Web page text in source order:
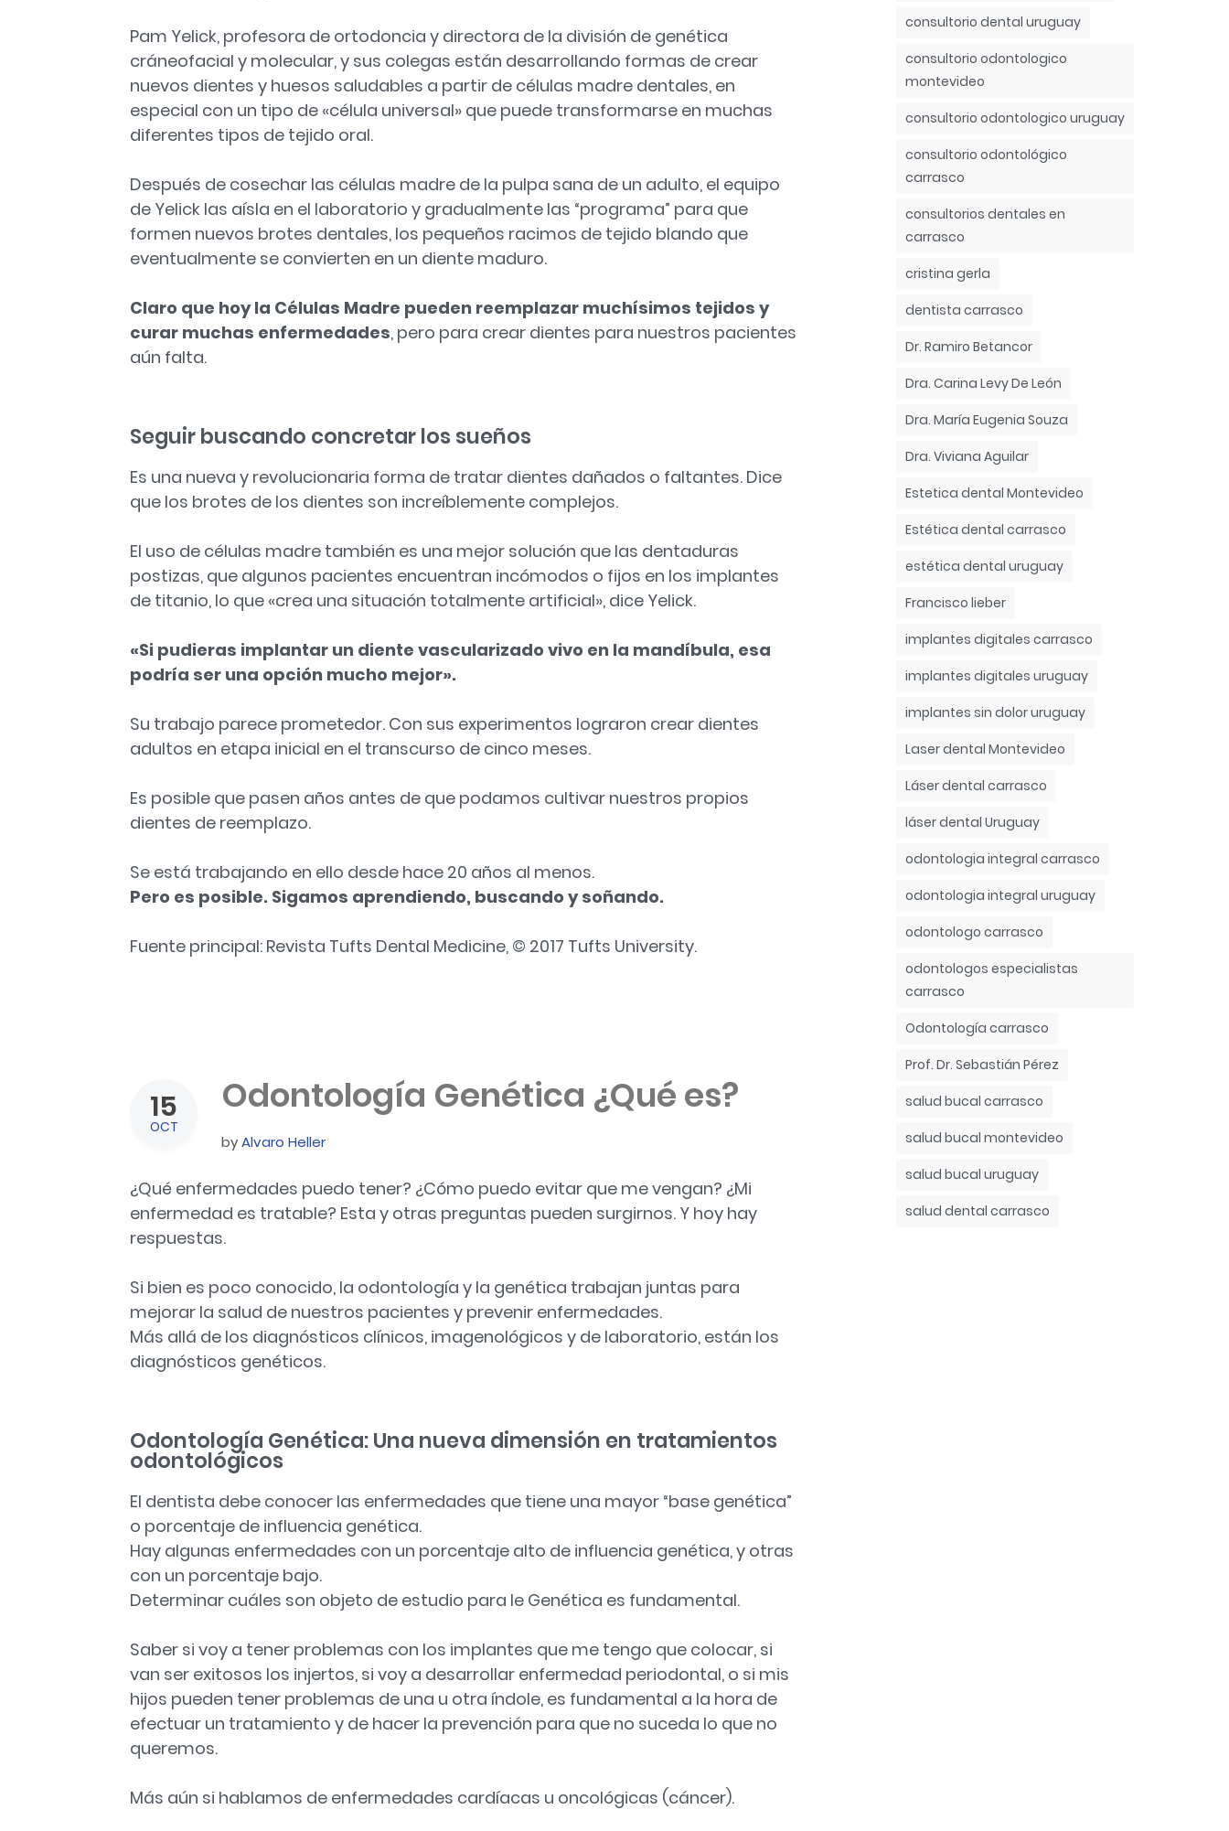
Pam Yelick, profesora de ortodoncia y directora de la división de genética
cráneofacial y molecular, y sus colegas están desarrollando formas de crear
nuevos dientes y huesos saludables a partir de células madre dentales, en
especial con un tipo de «célula universal» que puede transformarse en muchas
diferentes tipos de tejido oral.
Después de cosechar las células madre de la pulpa sana de un adulto, el equipo
de Yelick las aísla en el laboratorio y gradualmente las “programa” para que
formen nuevos brotes dentales, los pequeños racimos de tejido blando que
eventualmente se convierten en un diente maduro.
Claro que hoy la Células Madre pueden reemplazar muchísimos tejidos y
curar muchas enfermedades, pero para crear dientes para nuestros pacientes
aún falta.
Seguir buscando concretar los sueños
Es una nueva y revolucionaria forma de tratar dientes dañados o faltantes. Dice
que los brotes de los dientes son increíblemente complejos.
El uso de células madre también es una mejor solución que las dentaduras
postizas, que algunos pacientes encuentran incómodos o fijos en los implantes
de titanio, lo que «crea una situación totalmente artificial», dice Yelick.
«Si pudieras implantar un diente vascularizado vivo en la mandíbula, esa
podría ser una opción mucho mejor».
Su trabajo parece prometedor. Con sus experimentos lograron crear dientes
adultos en etapa inicial en el transcurso de cinco meses.
Es posible que pasen años antes de que podamos cultivar nuestros propios
dientes de reemplazo.
Se está trabajando en ello desde hace 20 años al menos.
Pero es posible. Sigamos aprendiendo, buscando y soñando.
Fuente principal: Revista Tufts Dental Medicine, © 2017 Tufts University.
15
OCT
Odontología Genética ¿Qué es?
byAlvaro Heller
¿Qué enfermedades puedo tener? ¿Cómo puedo evitar que me vengan? ¿Mi
enfermedad es tratable? Esta y otras preguntas pueden surgirnos. Y hoy hay
respuestas.
Si bien es poco conocido, la odontología y la genética trabajan juntas para
mejorar la salud de nuestros pacientes y prevenir enfermedades.
Más allá de los diagnósticos clínicos, imagenológicos y de laboratorio, están los
diagnósticos genéticos.
Odontología Genética: Una nueva dimensión en tratamientos
odontológicos
El dentista debe conocer las enfermedades que tiene una mayor “base genética”
o porcentaje de influencia genética.
Hay algunas enfermedades con un porcentaje alto de influencia genética, y otras
con un porcentaje bajo.
Determinar cuáles son objeto de estudio para le Genética es fundamental.
Saber si voy a tener problemas con los implantes que me tengo que colocar, si
van ser exitosos los injertos, si voy a desarrollar enfermedad periodontal, o si mis
hijos pueden tener problemas de una u otra índole, es fundamental a la hora de
efectuar un tratamiento y de hacer la prevención para que no suceda lo que no
queremos.
Más aún si hablamos de enfermedades cardíacas u oncológicas (cáncer).
consultorio dental uruguay
consultorio odontologico
montevideo
consultorio odontologico uruguay
consultorio odontológico
carrasco
consultorios dentales en
carrasco
cristina gerla
dentista carrasco
Dr. Ramiro Betancor
Dra. Carina Levy De León
Dra. María Eugenia Souza
Dra. Viviana Aguilar
Estetica dental Montevideo
Estética dental carrasco
estética dental uruguay
Francisco lieber
implantes digitales carrasco
implantes digitales uruguay
implantes sin dolor uruguay
Laser dental Montevideo
Láser dental carrasco
láser dental Uruguay
odontologia integral carrasco
odontologia integral uruguay
odontologo carrasco
odontologos especialistas
carrasco
Odontología carrasco
Prof. Dr. Sebastián Pérez
salud bucal carrasco
salud bucal montevideo
salud bucal uruguay
salud dental carrasco